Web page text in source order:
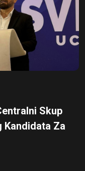
Skup
Kandidata Za